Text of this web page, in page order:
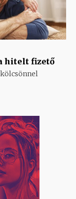
hitelt fizető